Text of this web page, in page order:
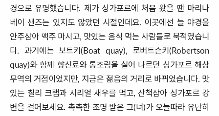
경으로 유명했습니다. 제가 싱가포르에 처음 왔을 땐 마리나
베이 샌즈는 있지도 않았던 시절인데요. 이곳에선 늘 야경을
안주삼아 맥주 마시고, 맛있는 음식 먹는 사람들로 북적였습니
다. 과거에는 보트키(Boat quay), 로버트슨키(Robertson
quay)와 함께 향신료와 통조림을 실어 나르던 싱가포르 해상
무역의 거점이었지만, 지금은 젊음의 거리로 바뀌었습니다. 맛
있는 칠리 크랩과 시리얼 새우를 먹고, 산책삼아 싱가포르 강
변을 걸어보세요. 촉촉한 조명 받은 그(녀)가 오늘따라 유난히